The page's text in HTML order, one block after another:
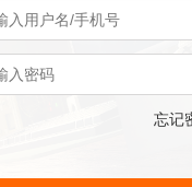
忘记